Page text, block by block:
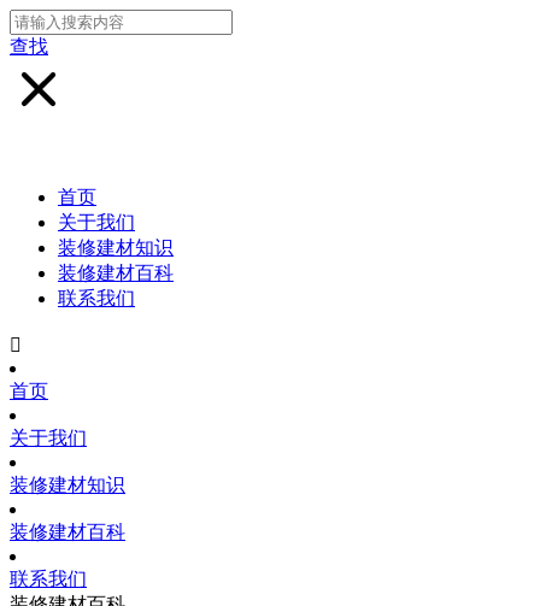
查找
首页
关于我们
装修建材知识
装修建材百科
联系我们

首页
关于我们
装修建材知识
装修建材百科
联系我们